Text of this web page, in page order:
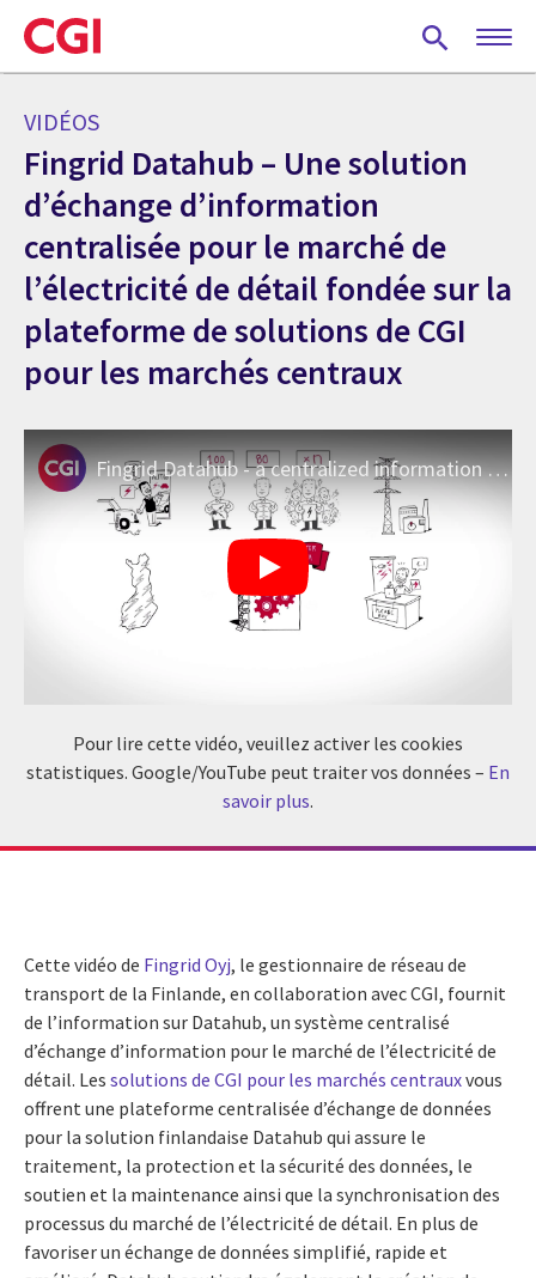
Skip
to
main
VIDÉOS
Fingrid Datahub – Une solution
d’échange d’information
centralisée pour le marché de
l’électricité de détail fondée sur la
plateforme de solutions de CGI
pour les marchés centraux
Fingrid Datahub - a centralized information exchange system for the electricity retail market
Pour lire cette vidéo, veuillez activer les cookies
statistiques. Google/YouTube peut traiter vos données – En
savoir plus.
Cette vidéo de Fingrid Oyj, le gestionnaire de réseau de
transport de la Finlande, en collaboration avec CGI, fournit
de l’information sur Datahub, un système centralisé
d’échange d’information pour le marché de l’électricité de
détail. Les solutions de CGI pour les marchés centrauxvous
offrent une plateforme centralisée d’échange de données
pour la solution finlandaise Datahub qui assure le
traitement, la protection et la sécurité des données, le
soutien et la maintenance ainsi que la synchronisation des
processus du marché de l’électricité de détail. En plus de
favoriser un échange de données simplifié, rapide et